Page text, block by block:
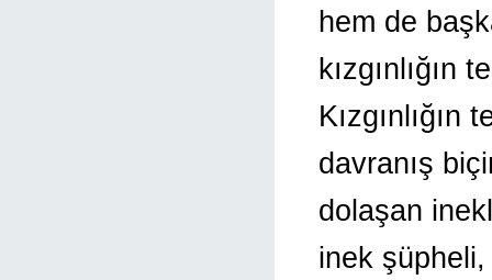
hem de
kızgınlığın
davranış
dolaşan
inek şüpheli,